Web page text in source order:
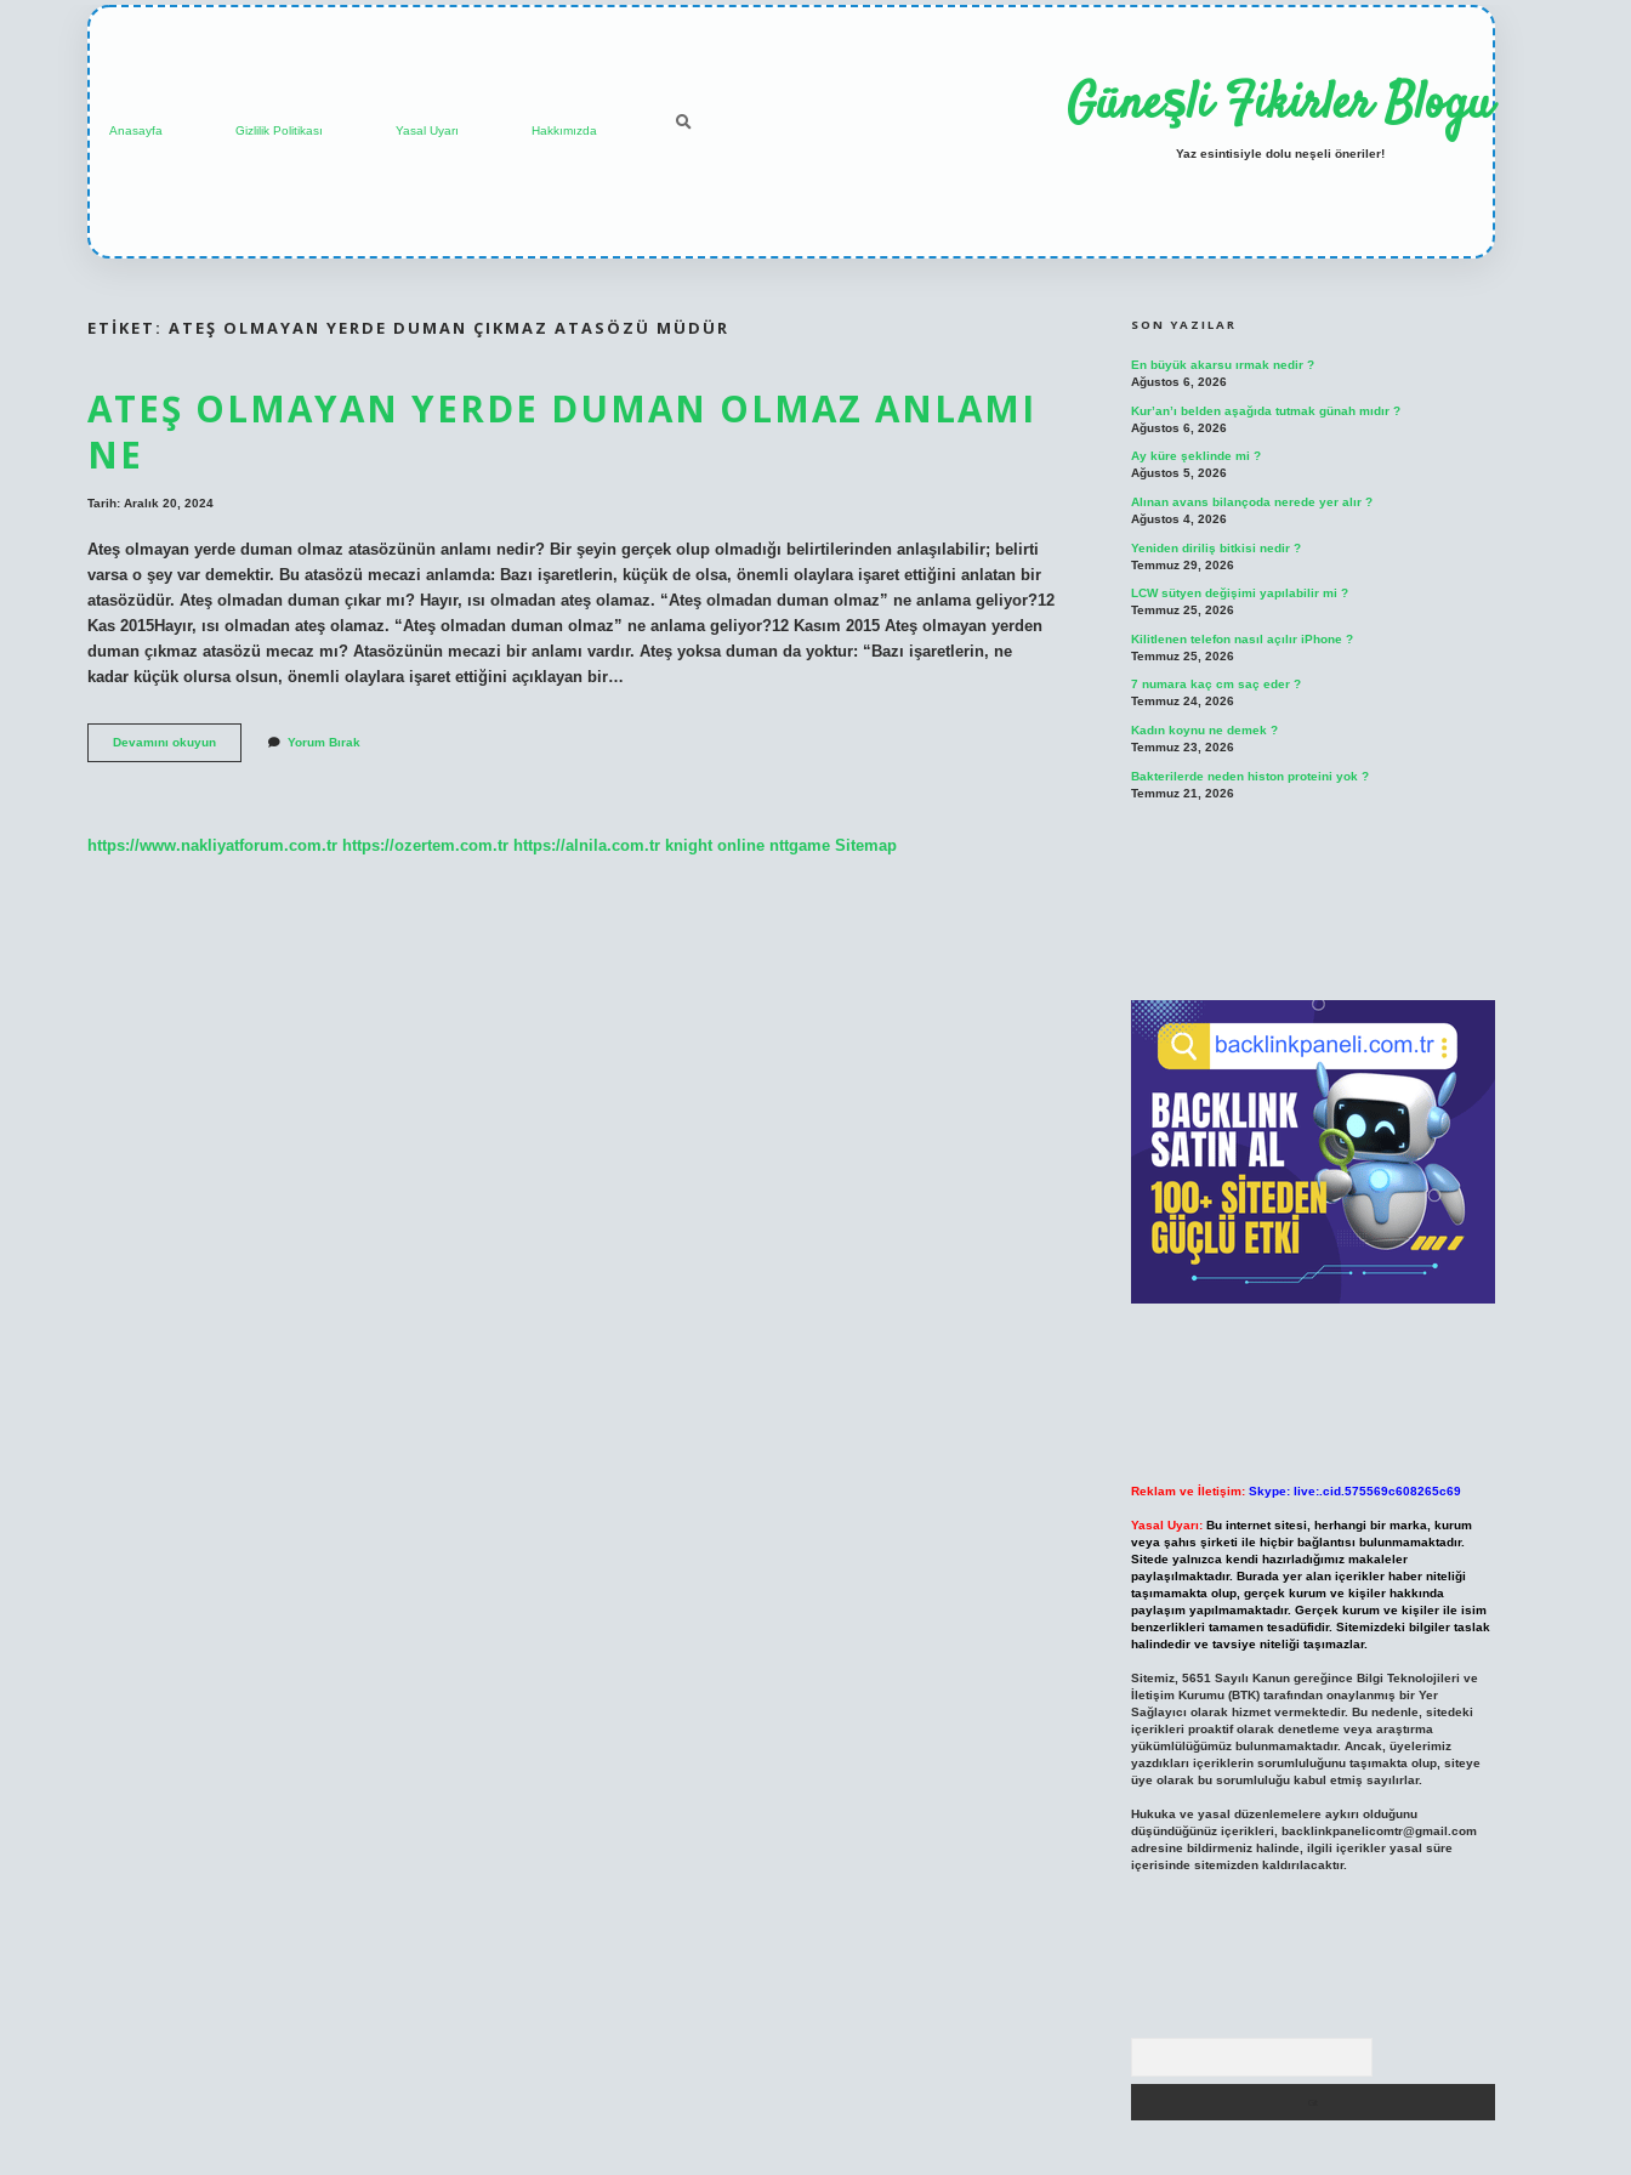
Anasayfa Gizlilik Politikası Yasal Uyarı Hakkımızda Güneşli Fikirler Blogu
Yaz esintisiyle dolu neşeli öneriler!
ETIKET: ATEŞ OLMAYAN YERDE DUMAN ÇIKMAZ ATASÖZÜ MÜDÜR
ATEŞ OLMAYAN YERDE DUMAN OLMAZ ANLAMI
NE
Tarih: Aralık 20, 2024
Ateş olmayan yerde duman olmaz atasözünün anlamı nedir? Bir şeyin gerçek olup olmadığı belirtilerinden anlaşılabilir; belirti
varsa o şey var demektir. Bu atasözü mecazi anlamda: Bazı işaretlerin, küçük de olsa, önemli olaylara işaret ettiğini anlatan bir
atasözüdür. Ateş olmadan duman çıkar mı? Hayır, ısı olmadan ateş olamaz. “Ateş olmadan duman olmaz” ne anlama geliyor?12
Kas 2015Hayır, ısı olmadan ateş olamaz. “Ateş olmadan duman olmaz” ne anlama geliyor?12 Kasım 2015 Ateş olmayan yerden
duman çıkmaz atasözü mecaz mı? Atasözünün mecazi bir anlamı vardır. Ateş yoksa duman da yoktur: “Bazı işaretlerin, ne
kadar küçük olursa olsun, önemli olaylara işaret ettiğini açıklayan bir…
Devamını okuyunAteş
Olmayan
Ne
Yorum Bırak
https://www.nakliyatforum.com.tr https://ozertem.com.tr https://alnila.com.tr knight online nttgame Sitemap
SON YAZILAR
En büyük akarsu ırmak nedir ?
Ağustos 6, 2026
Kur’an’ı belden aşağıda tutmak günah mıdır ?
Ağustos 6, 2026
Ay küre şeklinde mi ?
Ağustos 5, 2026
Alınan avans bilançoda nerede yer alır ?
Ağustos 4, 2026
Yeniden diriliş bitkisi nedir ?
Temmuz 29, 2026
LCW sütyen değişimi yapılabilir mi ?
Temmuz 25, 2026
Kilitlenen telefon nasıl açılır iPhone ?
Temmuz 25, 2026
7 numara kaç cm saç eder ?
Temmuz 24, 2026
Kadın koynu ne demek ?
Temmuz 23, 2026
Bakterilerde neden histon proteini yok ?
Temmuz 21, 2026
Reklam ve İletişim: Skype: live:.cid.575569c608265c69
Yasal Uyarı: Bu internet sitesi, herhangi bir marka, kurum
veya şahıs şirketi ile hiçbir bağlantısı bulunmamaktadır.
Sitede yalnızca kendi hazırladığımız makaleler
paylaşılmaktadır. Burada yer alan içerikler haber niteliği
taşımamakta olup, gerçek kurum ve kişiler hakkında
paylaşım yapılmamaktadır. Gerçek kurum ve kişiler ile isim
benzerlikleri tamamen tesadüfidir. Sitemizdeki bilgiler taslak
halindedir ve tavsiye niteliği taşımazlar.
Sitemiz, 5651 Sayılı Kanun gereğince Bilgi Teknolojileri ve
İletişim Kurumu (BTK) tarafından onaylanmış bir Yer
Sağlayıcı olarak hizmet vermektedir. Bu nedenle, sitedeki
içerikleri proaktif olarak denetleme veya araştırma
yükümlülüğümüz bulunmamaktadır. Ancak, üyelerimiz
yazdıkları içeriklerin sorumluluğunu taşımakta olup, siteye
üye olarak bu sorumluluğu kabul etmiş sayılırlar.
Hukuka ve yasal düzenlemelere aykırı olduğunu
düşündüğünüz içerikleri, backlinkpanelicomtr@gmail.com
adresine bildirmeniz halinde, ilgili içerikler yasal süre
içerisinde sitemizden kaldırılacaktır.